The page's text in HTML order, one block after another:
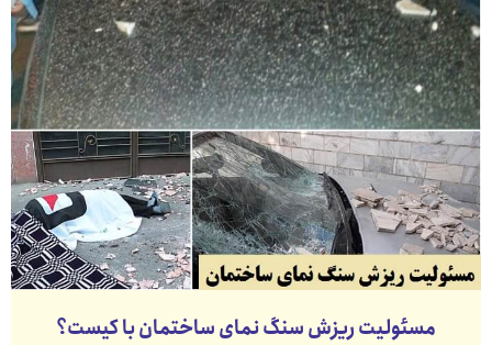
مسئولیت ریزش سنگ نمای ساختمان با کیست؟